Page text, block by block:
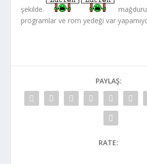
şekilde.
programlar ve rom yedeği var
PAYLAŞ:
RATE: